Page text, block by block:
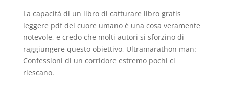
La capacità di un libro di catturare libro gratis
leggere pdf del cuore umano è una cosa veramente
notevole, e credo che molti autori si sforzino di
raggiungere questo obiettivo, Ultramarathon man:
Confessioni di un corridore estremo pochi ci
riescano.